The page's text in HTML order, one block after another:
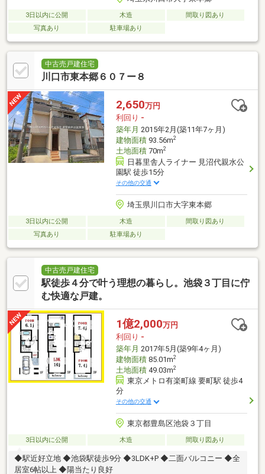
3日以内に公開 木造
間取り図あり
写真あり
駐車場あり
中古売戸建住宅
川口市東本郷６０７ー８
2,650万円
利回り -
築年月 2015年2月(築11年7ヶ月)
建物面積93.56m2
土地面積70m2
日暮里舎人ライナー 見沼代親水公
園駅 徒歩15分
その他の交通
埼玉県川口市大字東本郷
3日以内に公開 木造
間取り図あり
写真あり
駐車場あり
中古売戸建住宅
駅徒歩４分で叶う理想の暮らし。池袋３丁目に佇
む快適な戸建。
1億2,000万円
利回り -
築年月 2017年5月(築9年4ヶ月)
建物面積85.01m2
土地面積49.03m2
東京メトロ有楽町線 要町駅 徒歩4
分
その他の交通
東京都豊島区池袋３丁目
3日以内に公開 木造 間取り図あり
◆駅近好立地 ◆池袋駅徒歩9分 ◆3LDK+P ◆二面バルコニー ◆全
居室6帖以上 ◆陽当たり良好